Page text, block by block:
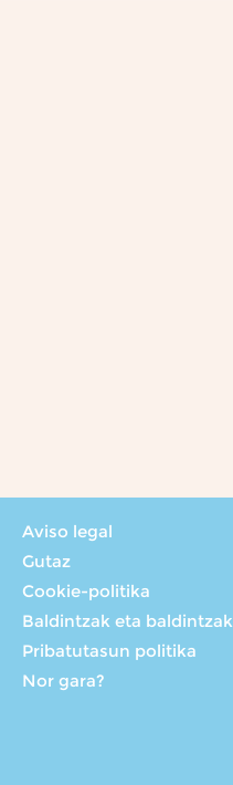
Aviso legal
Gutaz
Cookie-politika
Baldintzak eta baldintzak
Pribatutasun politika
Nor gara?